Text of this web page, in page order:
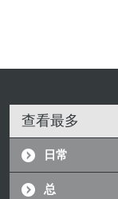
查看最多
日常
总